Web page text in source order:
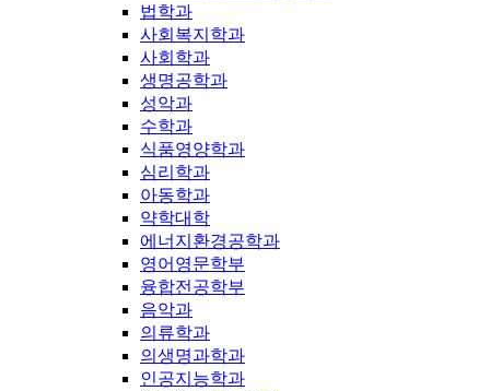
법학과
사회복지학과
사회학과
생명공학과
성악과
수학과
식품영양학과
심리학과
아동학과
약학대학
에너지환경공학과
영어영문학부
융합전공학부
음악과
의류학과
의생명과학과
인공지능학과